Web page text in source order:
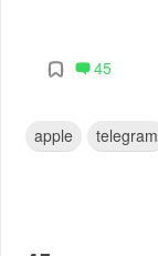
45
apple telegram